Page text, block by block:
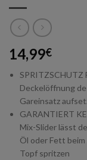
14,99€
SPRITZSCHUTZ
Deckelöffnung
Gareinsatz
GARANTIERT
Mix-Slider lässt
Öl oder Fett
Topf spritzen